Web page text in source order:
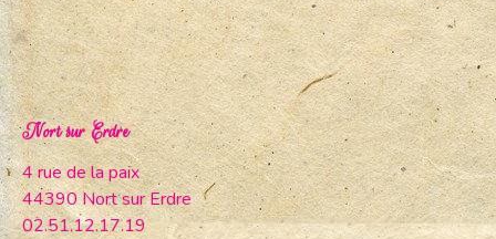
Nort sur Erdre
4 rue de la paix
44390 Nort sur Erdre
02.51.12.17.19